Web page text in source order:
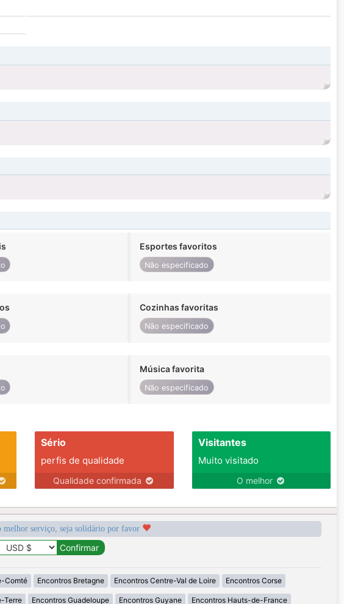
Esportes favoritos
Não especificado
Cozinhas favoritas
Não especificado
Música favorita
Não especificado
Sério
perfis de qualidade
Qualidade confirmada
Visitantes
Muito visitado
O melhor
melhor serviço, seja solidário por favor
Comté Encontros Bretagne Encontros Centre-Val de Loire Encontros Corse
Terre Encontros Guadeloupe Encontros Guyane Encontros Hauts-de-France